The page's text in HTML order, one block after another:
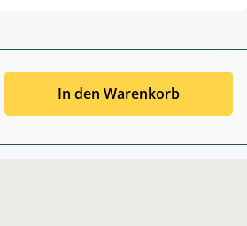
In den Warenkorb